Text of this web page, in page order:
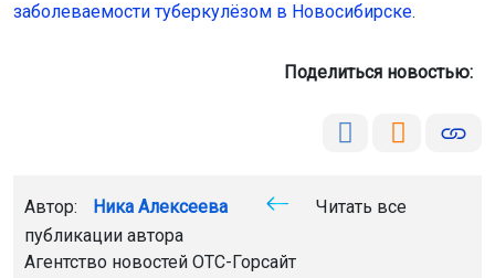
заболеваемости туберкулёзом в Новосибирске.
Поделиться новостью:
Автор: Ника Алексеева
Читать все
публикации автора
Агентство новостей ОТС-Горсайт